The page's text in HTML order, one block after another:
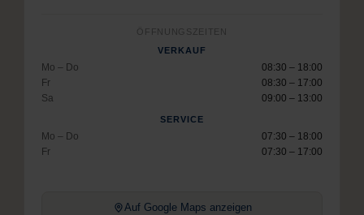
ÖFFNUNGSZEITEN
VERKAUF
Mo – Do
08:30 – 18:00
Fr
08:30 – 17:00
Sa
09:00 – 13:00
SERVICE
Mo – Do
07:30 – 18:00
Fr
07:30 – 17:00
Auf Google Maps anzeigen